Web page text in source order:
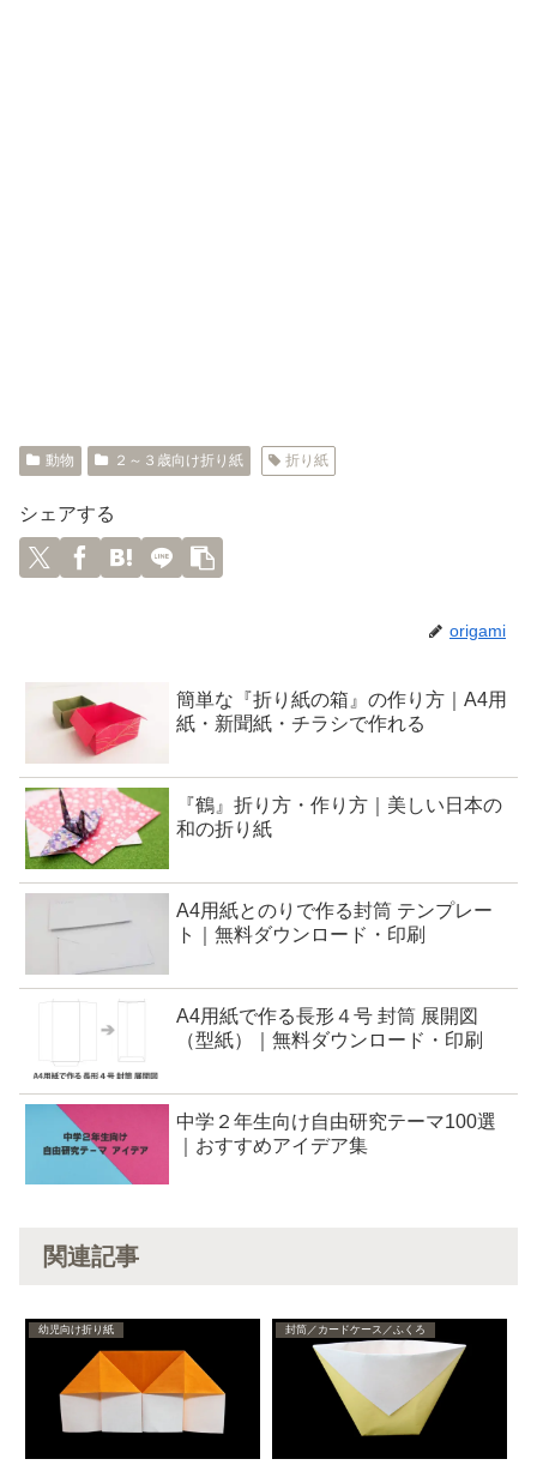
動物 ２～３歳向け折り紙 折り紙
シェアする
origami
簡単な『折り紙の箱』の作り方｜A4用
紙・新聞紙・チラシで作れる
『鶴』折り方・作り方｜美しい日本の
和の折り紙
A4用紙とのりで作る封筒 テンプレー
ト｜無料ダウンロード・印刷
A4用紙で作る長形４号 封筒 展開図
（型紙）｜無料ダウンロード・印刷
中学２年生向け自由研究テーマ100選
｜おすすめアイデア集
関連記事
幼児向け折り紙 封筒／カードケース／ふくろ